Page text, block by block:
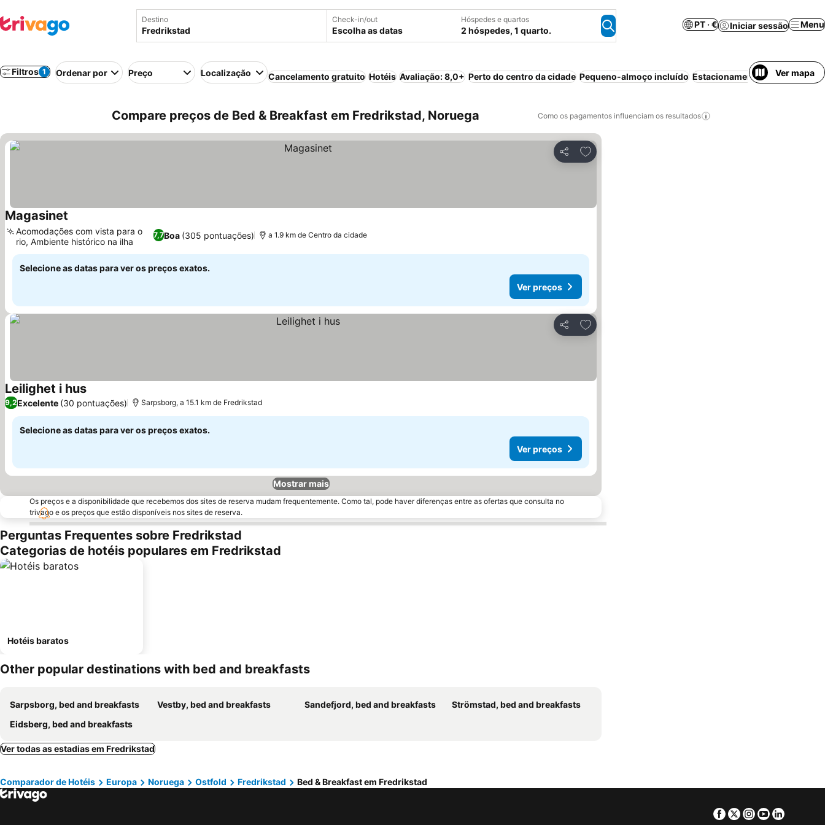
Destino Check-in/out
Escolha as datas
Hóspedes e quartos
2 hóspedes, 1 quarto.
PT · € Iniciar sessão Menu
Filtros 1 Ordenar por Preço Localização Cancelamento gratuito Hotéis Avaliação: 8,0+ Perto do centro da cidade Pequeno-almoço incluído Estacionamento Animais
Ver mapa
Compare preços de Bed & Breakfast em Fredrikstad, Noruega Como os pagamentos influenciam os resultados
Partilhar
Adicionar aos favoritos
Magasinet
7,7Boa (305 pontuações)
Acomodações com vista para o
rio, Ambiente histórico na ilha
a 1.9 km de Centro da cidade
Selecione as datas para ver os preços exatos.
Ver preços
Partilhar
Adicionar aos favoritos
Leilighet i hus
9,2Excelente (30 pontuações) Sarpsborg, a 15.1 km de Fredrikstad
Selecione as datas para ver os preços exatos.
Ver preços
Mostrar mais
Os preços e a disponibilidade que recebemos dos sites de reserva mudam frequentemente. Como tal, pode haver diferenças entre as ofertas que consulta no
trivago e os preços que estão disponíveis nos sites de reserva.
Perguntas Frequentes sobre Fredrikstad
Categorias de hotéis populares em Fredrikstad
Hotéis baratos
Other popular destinations with bed and breakfasts
Sarpsborg, bed and breakfasts Vestby, bed and breakfasts Sandefjord, bed and breakfasts
Strömstad, bed and breakfasts
Eidsberg, bed and breakfasts
Ver todas as estadias em Fredrikstad
Comparador de Hotéis Europa Noruega Ostfold Fredrikstad Bed & Breakfast em Fredrikstad
Facebook
TwitterInstagram
Youtube